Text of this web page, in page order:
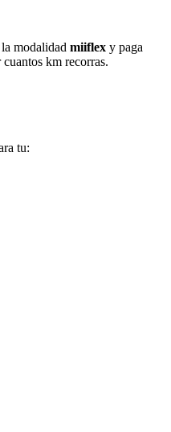
modalidad miiflex y paga
km recorras.
tu: